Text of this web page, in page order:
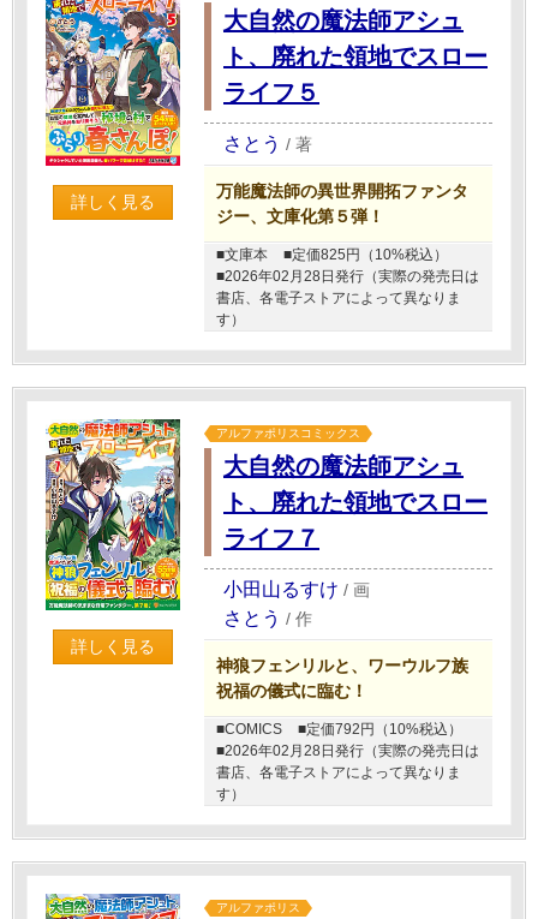
詳しく見る
大自然の魔法師アシュ
ト、廃れた領地でスロー
ライフ５
さとう / 著
万能魔法師の異世界開拓ファンタ
ジー、文庫化第５弾！
■文庫本
■定価825円（10%税込）
■2026年02月28日発行（実際の発売日は
書店、各電子ストアによって異なりま
す）
詳しく見る
アルファポリスコミックス
大自然の魔法師アシュ
ト、廃れた領地でスロー
ライフ７
小田山るすけ / 画
さとう / 作
神狼フェンリルと、ワーウルフ族
祝福の儀式に臨む！
■COMICS
■定価792円（10%税込）
■2026年02月28日発行（実際の発売日は
書店、各電子ストアによって異なりま
す）
アルファポリス